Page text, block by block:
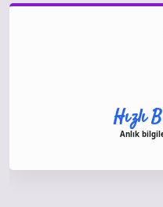
Hızlı
Anlık